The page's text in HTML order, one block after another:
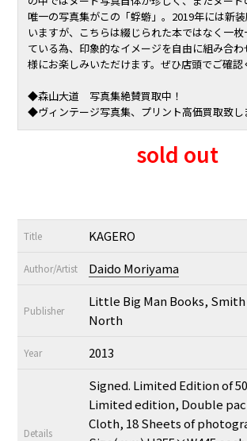
唯一の写真集がこの「蜉蝣」。2019年には新
いますが、こちらは綴じられた本ではなく一
ている為、印象的なイメージを自由に組み合
様にお楽しみいただけます。ぜひ店頭でご確認
◆森山大道 写真集絶賛買取中！
◆ヴィンテージ写真集、プリント高価買取致し
sold out
Title KAGERO
Author/Artist Daido Moriyama
Publisher
Little Big Man Books, Smith
North
Year 2013
Details
Signed. Limited Edition of
Limited edition, Double
Cloth, 18 Sheets of